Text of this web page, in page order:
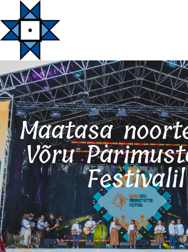
Maatasa noorterühm
Võru
Festivalil